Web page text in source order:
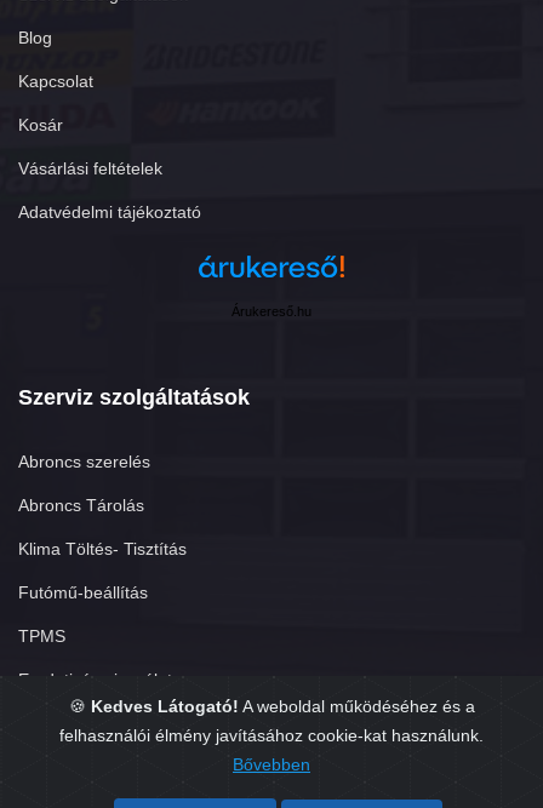
🍪 Kedves Látogató! A weboldal működéséhez és a
felhasználói élmény javításához cookie-kat használunk.
Bővebben
Blog
Kapcsolat
Kosár
Vásárlási feltételek
Adatvédelmi tájékoztató
Árukereső.hu
Szerviz szolgáltatások
Abroncs szerelés
Abroncs Tárolás
Klima Töltés- Tisztítás
Futómű-beállítás
TPMS
Eredetiség vizsgálat
Copyright © 2026. Készítette: